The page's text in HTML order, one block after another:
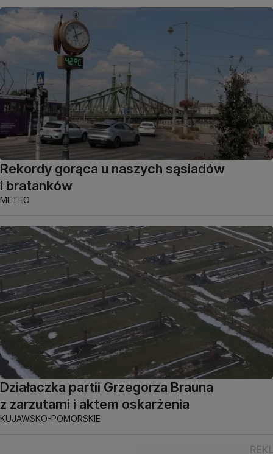
Rekordy gorąca u naszych sąsiadów
i bratanków
METEO
Działaczka partii Grzegorza Brauna
z zarzutami i aktem oskarżenia
KUJAWSKO-POMORSKIE